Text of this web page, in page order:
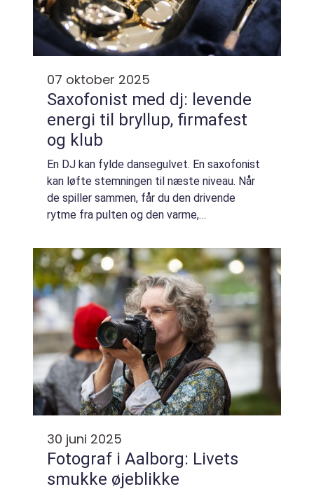
07 oktober 2025
Saxofonist med dj: levende
energi til bryllup, firmafest
og klub
En DJ kan fylde dansegulvet. En saxofonist
kan løfte stemningen til næste niveau. Når
de spiller sammen, får du den drivende
rytme fra pulten og den varme,
instrument. Kombinationen skaber n&...
30 juni 2025
Fotograf i Aalborg: Livets
smukke øjeblikke